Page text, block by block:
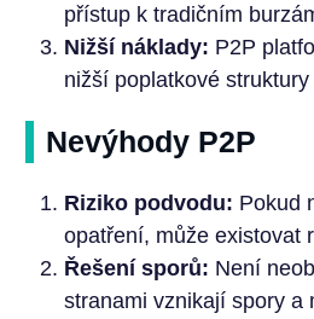
přístup k tradičním
Nižší náklady: P2P
nižší poplatkové
Nevýhody P2P
Riziko podvodu: Pokud
opatření, může existovat
Řešení sporů: Není
stranami vznikají spory a